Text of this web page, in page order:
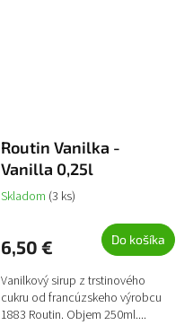
Routin Vanilka -
Vanilla 0,25l
Skladom (3 ks)
6,50 € Do košíka
Vanilkový sirup z trstinového
cukru od francúzskeho výrobcu
1883 Routin. Objem 250ml....